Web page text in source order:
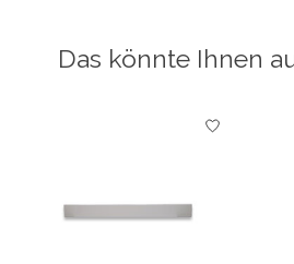
Das könnte Ihnen
Produkt-Karussell-Artikel